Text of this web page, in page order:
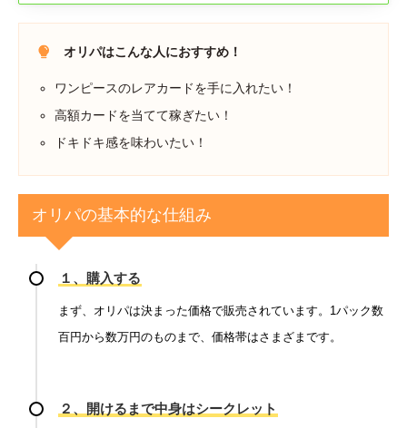
オリパはこんな人におすすめ！
ワンピースのレアカードを手に入れたい！
高額カードを当てて稼ぎたい！
ドキドキ感を味わいたい！
オリパの基本的な仕組み
１、購入する
まず、オリパは決まった価格で販売されています。1パック数
百円から数万円のものまで、価格帯はさまざまです。
２、開けるまで中身はシークレット